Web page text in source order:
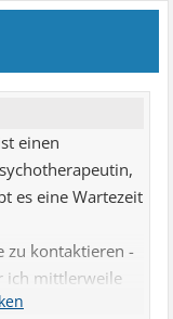
einen
es eine Wartezeit
zu kontaktieren -
ich mittlerweile